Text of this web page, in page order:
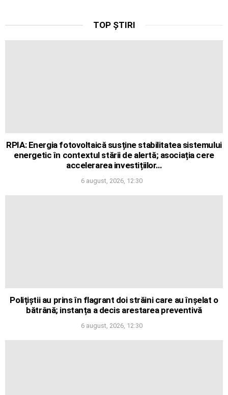
TOP ȘTIRI
RPIA: Energia fotovoltaică susține stabilitatea sistemului
energetic în contextul stării de alertă; asociația cere
accelerarea investițiilor…
6 august, 2026, 12:30
Polițiștii au prins în flagrant doi străini care au înșelat o
bătrână; instanța a decis arestarea preventivă
6 august, 2026, 12:30